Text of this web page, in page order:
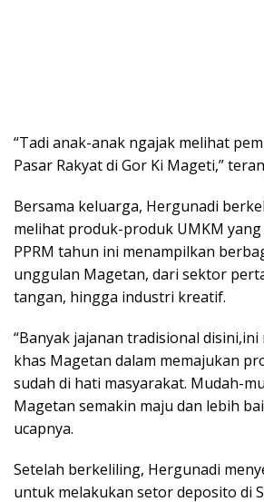
“Tadi anak-anak ngajak melihat
Pasar Rakyat di Gor Ki Mageti,”
Bersama keluarga, Hergunadi
melihat produk-produk UMKM yang
PPRM tahun ini menampilkan
unggulan Magetan, dari sektor
tangan, hingga industri kreatif.
“Banyak jajanan tradisional
khas Magetan dalam memajukan
sudah di hati masyarakat. Mudah-
Magetan semakin maju dan lebih
ucapnya.
Setelah berkeliling, Hergunadi
untuk melakukan setor deposito di